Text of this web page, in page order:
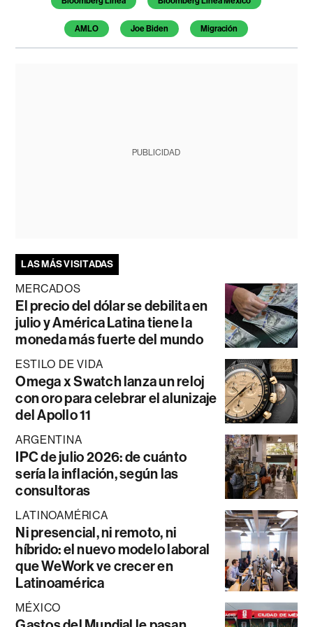
AMLO Joe Biden Migración
PUBLICIDAD
LAS MÁS VISITADAS
MERCADOS
El precio del dólar se debilita en
julio y América Latina tiene la
moneda más fuerte del mundo
ESTILO DE VIDA
Omega x Swatch lanza un reloj
con oro para celebrar el alunizaje
del Apollo 11
ARGENTINA
IPC de julio 2026: de cuánto
sería la inflación, según las
consultoras
LATINOAMÉRICA
Ni presencial, ni remoto, ni
híbrido: el nuevo modelo laboral
que WeWork ve crecer en
Latinoamérica
MÉXICO